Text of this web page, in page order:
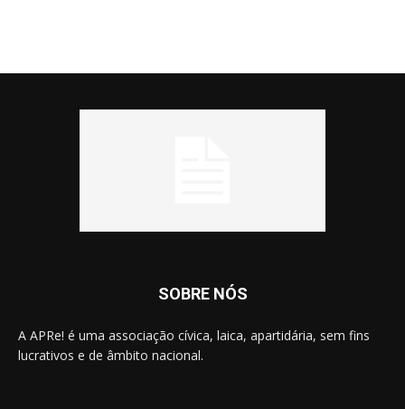
SOBRE NÓS
A APRe! é uma associação cívica, laica, apartidária, sem fins
lucrativos e de âmbito nacional.